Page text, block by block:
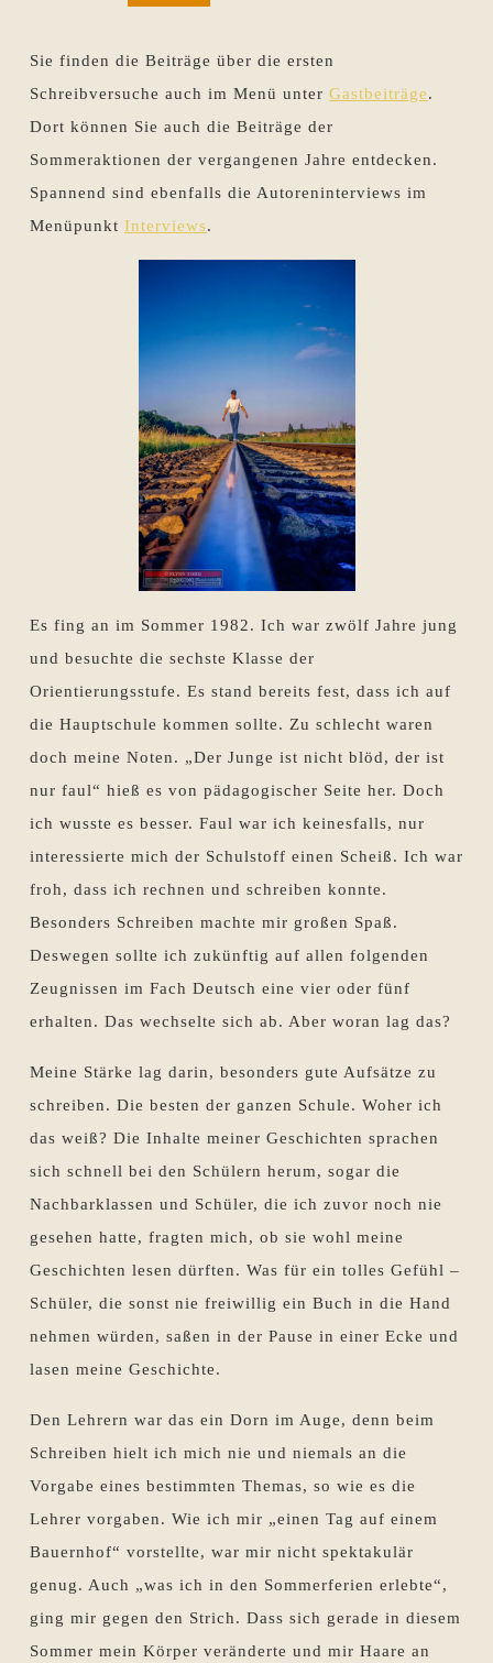
Sie finden die Beiträge über die ersten
Schreibversuche auch im Menü unter Gastbeiträge.
Dort können Sie auch die Beiträge der
Sommeraktionen der vergangenen Jahre entdecken.
Spannend sind ebenfalls die Autoreninterviews im
Menüpunkt Interviews.
Es fing an im Sommer 1982. Ich war zwölf Jahre jung
und besuchte die sechste Klasse der
Orientierungsstufe. Es stand bereits fest, dass ich auf
die Hauptschule kommen sollte. Zu schlecht waren
doch meine Noten. „Der Junge ist nicht blöd, der ist
nur faul“ hieß es von pädagogischer Seite her. Doch
ich wusste es besser. Faul war ich keinesfalls, nur
interessierte mich der Schulstoff einen Scheiß. Ich war
froh, dass ich rechnen und schreiben konnte.
Besonders Schreiben machte mir großen Spaß.
Deswegen sollte ich zukünftig auf allen folgenden
Zeugnissen im Fach Deutsch eine vier oder fünf
erhalten. Das wechselte sich ab. Aber woran lag das?
Meine Stärke lag darin, besonders gute Aufsätze zu
schreiben. Die besten der ganzen Schule. Woher ich
das weiß? Die Inhalte meiner Geschichten sprachen
sich schnell bei den Schülern herum, sogar die
Nachbarklassen und Schüler, die ich zuvor noch nie
gesehen hatte, fragten mich, ob sie wohl meine
Geschichten lesen dürften. Was für ein tolles Gefühl –
Schüler, die sonst nie freiwillig ein Buch in die Hand
nehmen würden, saßen in der Pause in einer Ecke und
lasen meine Geschichte.
Den Lehrern war das ein Dorn im Auge, denn beim
Schreiben hielt ich mich nie und niemals an die
Vorgabe eines bestimmten Themas, so wie es die
Lehrer vorgaben. Wie ich mir „einen Tag auf einem
Bauernhof“ vorstellte, war mir nicht spektakulär
genug. Auch „was ich in den Sommerferien erlebte“,
ging mir gegen den Strich. Dass sich gerade in diesem
Sommer mein Körper veränderte und mir Haare an